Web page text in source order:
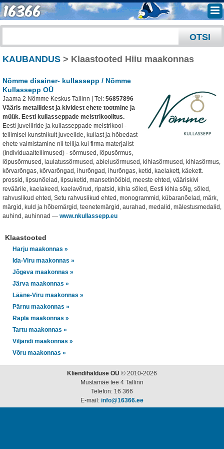
KAUBANDUS > Klaastooted Hiiu maakonnas
Nõmme disainer- kullassepp / Nõmme
Kullassepp OÜ
Jaama 2 Nõmme Keskus Tallinn | Tel: 56857896
Vääris metallidest ja kividest ehete tootmine ja
müük. Eesti kullasseppade meistrikoolitus. -
Eesti juveliiride ja kullasseppade meistrikool -
tellimisel kunstnikult juveelide, kullast ja hõbedast
ehete valmistamine nii tellija kui firma materjalist
(Individuaaltellimused) - sõrmused, lõpusõrmus,
lõpusõrmused, laulatussõrmused, abielusõrmused, kihlasõrmused, kihlasõrmus,
kõrvarõngas, kõrvarõngad, ihurõngad, ihurõngas, ketid, kaelakett, käekett.
prossid, lipsunõelad, lipsuketid, mansetinööbid, meeste ehted, vääriskivi
reväärile, kaelakeed, kaelavõrud, ripatsid, kihla sõled, Eesti kihla sõlg, sõled,
rahvuslikud ehted, Setu rahvuslikud ehted, monogrammid, kübaranõelad, märk,
märgid, kuld ja hõbemärgid, teenetemärgid, aurahad, medalid, mälestusmedalid,
auhind, auhinnad --- www.nkullassepp.eu
Klaastooted
Harju maakonnas »
Ida-Viru maakonnas »
Jõgeva maakonnas »
Järva maakonnas »
Lääne-Viru maakonnas »
Pärnu maakonnas »
Rapla maakonnas »
Tartu maakonnas »
Viljandi maakonnas »
Võru maakonnas »
Kliendihalduse OÜ © 2010-2026
Mustamäe tee 4 Tallinn
Telefon: 16 366
E-mail: info@16366.ee